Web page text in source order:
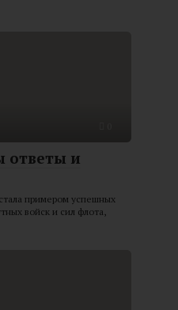
ответы и
примером успешных
войск и сил флота,